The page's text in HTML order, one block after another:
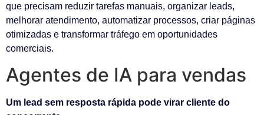
que precisam reduzir tarefas manuais, organizar leads,
melhorar atendimento, automatizar processos, criar páginas
otimizadas e transformar tráfego em oportunidades
comerciais.
Agentes de IA para vendas
Um lead sem resposta rápida pode virar cliente do